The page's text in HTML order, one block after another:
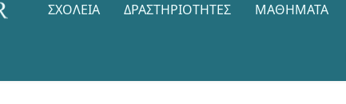
ΣΧΟΛΕΊΑ ΔΡΑΣΤΗΡΙΌΤΗΤΕΣ ΜΑΘΉΜΑΤΑ